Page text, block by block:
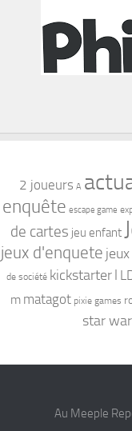
2 joueurs A
enquête escape game
de cartes jeu enfant
jeux d'enquete
de société kickstarter l
m matagot pixie games
star
Au Meeple